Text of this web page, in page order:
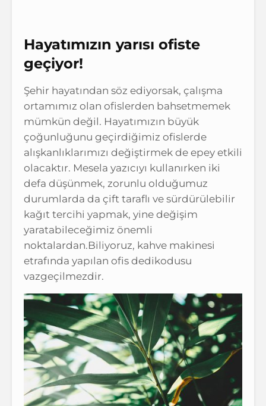
Hayatımızın yarısı ofiste
geçiyor!
Şehir hayatından söz ediyorsak, çalışma
ortamımız olan ofislerden bahsetmemek
mümkün değil. Hayatımızın büyük
çoğunluğunu geçirdiğimiz ofislerde
alışkanlıklarımızı değiştirmek de epey etkili
olacaktır. Mesela yazıcıyı kullanırken iki
defa düşünmek, zorunlu olduğumuz
durumlarda da çift taraflı ve sürdürülebilir
kağıt tercihi yapmak, yine değişim
yaratabileceğimiz önemli
noktalardan.Biliyoruz, kahve makinesi
etrafında yapılan ofis dedikodusu
vazgeçilmezdir.